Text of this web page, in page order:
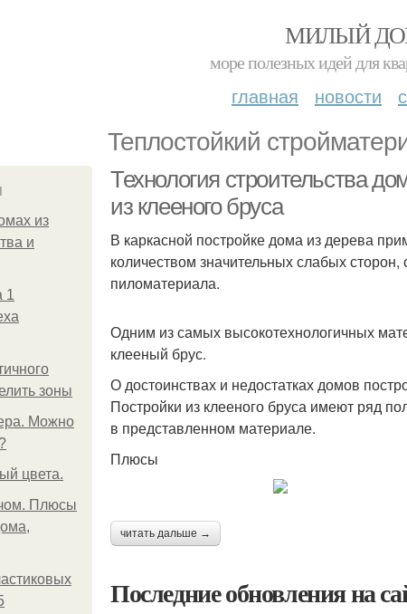
МИЛЫЙ
море полезных идей для
главная новости
Теплостойкий
из
и
1
зоны
Можно
цвета.
Плюсы
Технология строительства
из клееного бруса
В каркасной постройке дома из дерева
количеством значительных слабых
пиломатериала.
Одним из самых высокотехнологичных
клееный брус.
О достоинствах и недостатках домов
Постройки из клееного бруса имеют ряд
в представленном материале.
Плюсы
читать дальше →
Последние обновления на